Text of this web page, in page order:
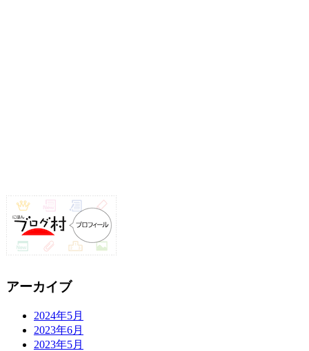
アーカイブ
2024年5月
2023年6月
2023年5月